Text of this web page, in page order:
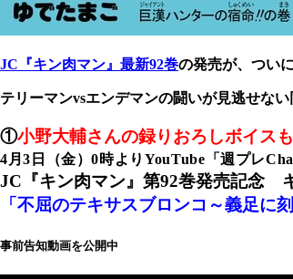
JC『キン肉マン』最新92巻の発売が、つい
テリーマンvsエンデマンの闘いが見逃せな
①小野大輔さんの録りおろしボイス
4月3日（金）0時よりYouTube「週プレ
JC『キン肉マン』第92巻発売記念
「不屈のテキサスブロンコ～義足に
事前告知動画を公開中